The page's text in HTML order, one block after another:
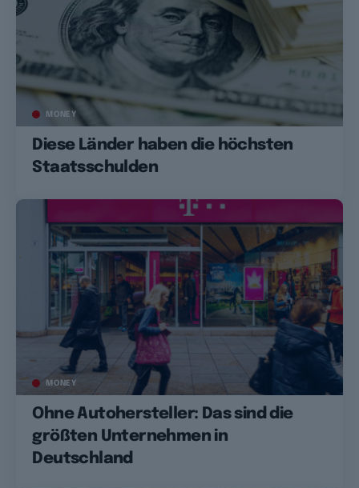
MONEY
Diese Länder haben die höchsten
Staatsschulden
MONEY
Ohne Autohersteller: Das sind die
größten Unternehmen in
Deutschland